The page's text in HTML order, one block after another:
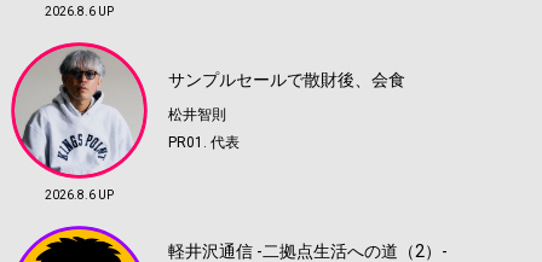
2026.8.6 UP
2026.8.6 UP
サンプルセールで散財後、会食
松井智則
PR01. 代表
軽井沢通信 -二拠点生活への道（2）-